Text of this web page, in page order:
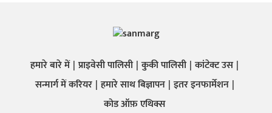
हमारे बारे में प्राइवेसी पालिसी कुकी पालिसी कांटेक्ट उस
सन्मार्ग में करियर हमारे साथ बिज्ञापन इतर इनफार्मेशन
कोड ऑफ़ एथिक्स